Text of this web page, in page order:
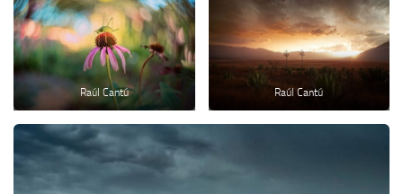
Raúl Cantú Raúl Cantú